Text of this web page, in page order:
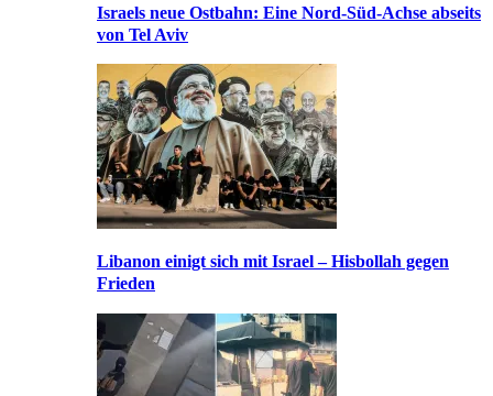
Israels neue Ostbahn: Eine Nord-Süd-Achse abseits
von Tel Aviv
Libanon einigt sich mit Israel – Hisbollah gegen
Frieden